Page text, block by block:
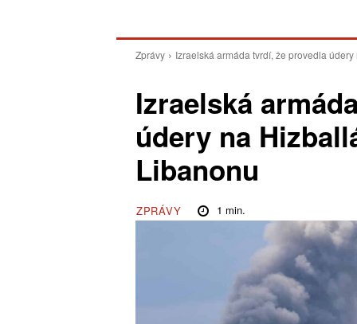
Zprávy Izraelská armáda tvrdí, že provedla
Izraelská
údery na
Libanonu
ZPRÁVY 1 min.